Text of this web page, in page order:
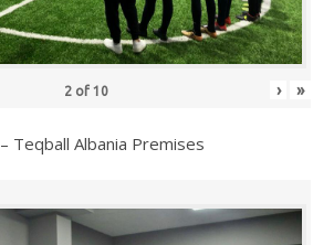
2 of 10 › »
Teqball Albania Premises